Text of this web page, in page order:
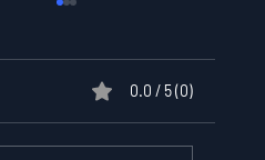
0.0 / 5 (0)